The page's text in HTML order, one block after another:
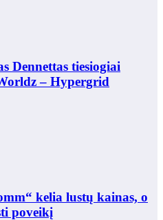
Dennettas tiesiogiai
– Hypergrid
kelia lustų kainas, o
poveikį